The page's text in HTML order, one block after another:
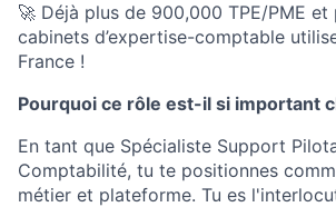
🚀 Déjà plus de 900,000 TPE/PME
cabinets d’expertise-comptable
France !
Pourquoi ce rôle est-il si important
En tant que Spécialiste Support
Comptabilité, tu te positionnes
métier et plateforme. Tu es